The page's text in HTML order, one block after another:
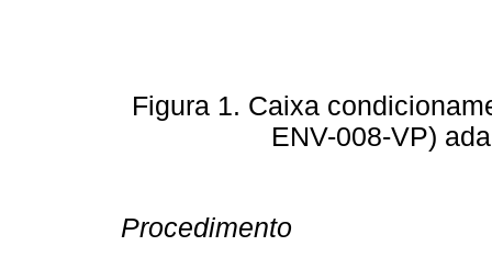
Figura 1. Caixa
ENV-008-VP)
Procedimento